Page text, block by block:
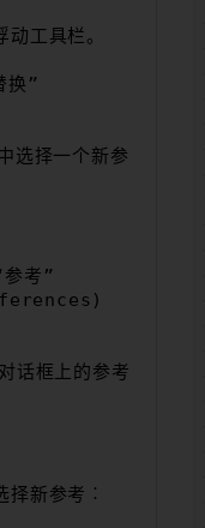
工具栏。
换”
选择一个新参
考”
框上的参考
新参考︰